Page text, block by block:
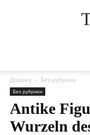
Додому Без рубрики
Без рубрики
Antike
Wurzeln